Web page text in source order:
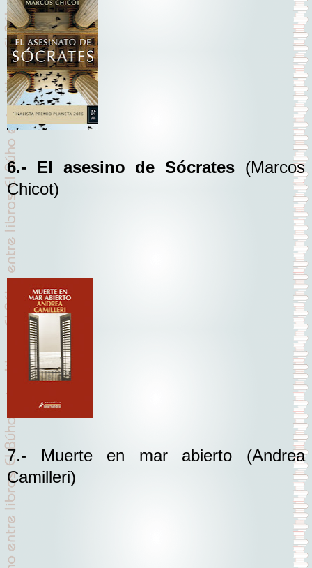
6.- El asesino de Sócrates (Marcos
Chicot)
7.- Muerte en mar abierto (Andrea
Camilleri)